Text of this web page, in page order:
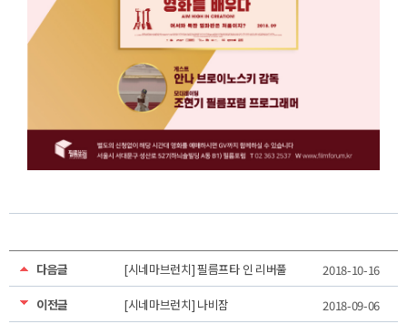
다음글 [시네마브런치] 필름프타 인 리버풀
2018-10-16
이전글
[시네마브런치] 나비잠 2018-09-06